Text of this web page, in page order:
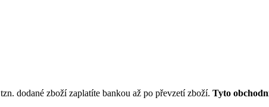
tzn. dodané zboží zaplatíte bankou až po převzetí zboží. Tyto